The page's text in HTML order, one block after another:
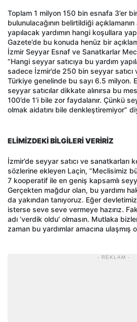
Toplam 1 milyon 150 bin esnafa 3’er
bulunulacağının belirtildiği
yapılacak yardımın hangi koşullara
Gazete’de bu konuda henüz bir
İzmir Seyyar Esnaf ve Sanatkarlar
“Hangi seyyar satıcıya bu yardım
sadece İzmir’de 250 bin seyyar satıcı
Türkiye genelinde bu sayı 6.5 milyon.
seyyar satıcılar dikkate alınırsa bu
100’de 1’i bile zor faydalanır. Çünkü
olmak aidatını bile denkleştiremiyor”
ELİMİZDEKİ BİLGİLERİ VERİRİZ
İzmir’de seyyar satıcı ve sanatkarları
sözlerine ekleyen Laçin, “Meclisimiz
7 kooperatif ile en geniş kapsamlı
Gerçekten mağdur olan, bu yardımı
da yakından tanıyoruz. Eğer
isterse seve seve vermeye hazırız.
adı ‘verdik oldu’ olmasın. Mutlaka
zaman bu yardımlar amacına ulaşmış
- REKLAM -